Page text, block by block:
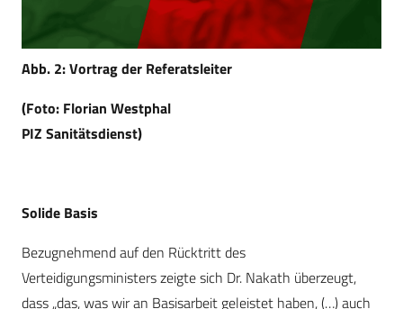
Abb. 2: Vortrag der Referatsleiter
(Foto: Florian Westphal
PIZ Sanitätsdienst)
Solide Basis
Bezugnehmend auf den Rücktritt des
Verteidigungsministers zeigte sich Dr. Nakath überzeugt,
dass „das, was wir an Basisarbeit geleistet haben, (…) auch